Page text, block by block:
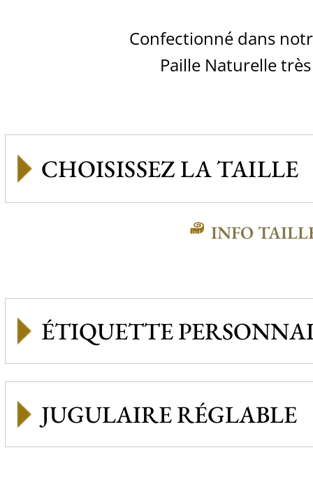
Confectionné dans
Paille Naturelle
INFO
ÉTIQUETTE
JUGULAIRE RÉGLABLE